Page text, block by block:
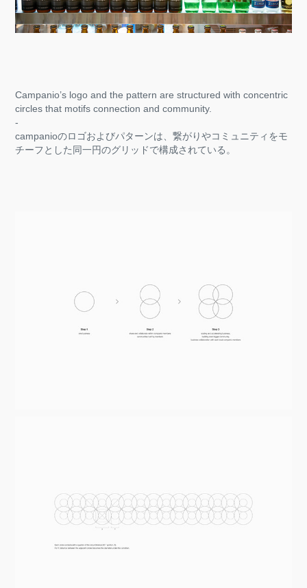
Campanio’s logo and the pattern are structured with concentric
circles that motifs connection and community.
-
campanioのロゴおよびパターンは、繋がりやコミュニティをモ
チーフとした同一円のグリッドで構成されている。